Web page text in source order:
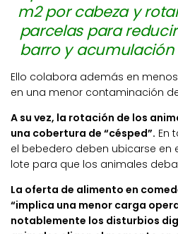
m2 por cabeza y
parcelas para
barro y acumulación
Ello colabora además en
en una menor contaminación
A su vez, la rotación de los
una cobertura de “césped”. En
el bebedero deben ubicarse en
lote para que los animales
La oferta de alimento en
“implica una menor carga
notablemente los disturbios